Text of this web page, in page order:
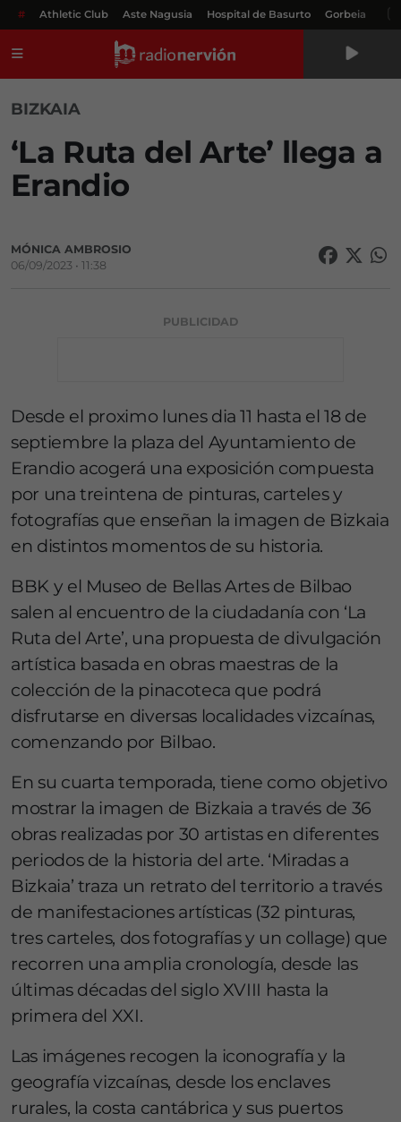
# Athletic Club Aste Nagusia Hospital de Basurto Gorbeia
BIZKAIA
‘La Ruta del Arte’ llega a
Erandio
MÓNICA AMBROSIO
06/09/2023 • 11:38
PUBLICIDAD
Desde el proximo lunes dia 11 hasta el 18 de
septiembre la plaza del Ayuntamiento de
Erandio acogerá una exposición compuesta
por una treintena de pinturas, carteles y
fotografías que enseñan la imagen de Bizkaia
en distintos momentos de su historia.
BBK y el Museo de Bellas Artes de Bilbao
salen al encuentro de la ciudadanía con ‘La
Ruta del Arte’, una propuesta de divulgación
artística basada en obras maestras de la
colección de la pinacoteca que podrá
disfrutarse en diversas localidades vizcaínas,
comenzando por Bilbao.
En su cuarta temporada, tiene como objetivo
mostrar la imagen de Bizkaia a través de 36
obras realizadas por 30 artistas en diferentes
periodos de la historia del arte. ‘Miradas a
Bizkaia’ traza un retrato del territorio a través
de manifestaciones artísticas (32 pinturas,
tres carteles, dos fotografías y un collage) que
recorren una amplia cronología, desde las
últimas décadas del siglo XVIII hasta la
primera del XXI.
Las imágenes recogen la iconografía y la
geografía vizcaínas, desde los enclaves
rurales, la costa cantábrica y sus puertos